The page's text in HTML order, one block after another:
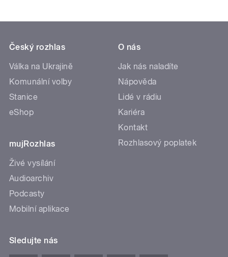
Český rozhlas
Válka na Ukrajině
Komunální volby
Stanice
eShop
mujRozhlas
Živé vysílání
Audioarchiv
Podcasty
Mobilní aplikace
O nás
Jak nás naladíte
Nápověda
Lidé v rádiu
Kariéra
Kontakt
Rozhlasový poplatek
Sledujte nás